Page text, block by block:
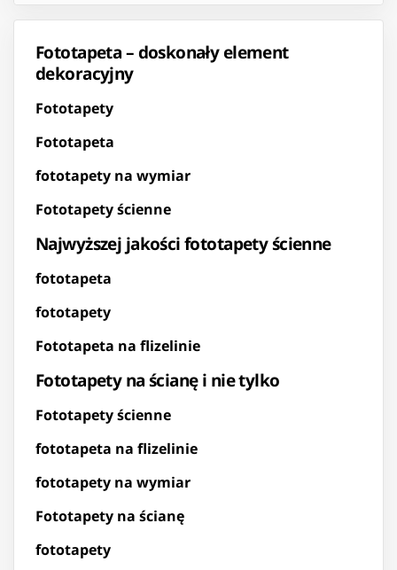
Fototapeta – doskonały element
dekoracyjny
Fototapety
Fototapeta
fototapety na wymiar
Fototapety ścienne
Najwyższej jakości fototapety ścienne
fototapeta
fototapety
Fototapeta na flizelinie
Fototapety na ścianę i nie tylko
Fototapety ścienne
fototapeta na flizelinie
fototapety na wymiar
Fototapety na ścianę
fototapety